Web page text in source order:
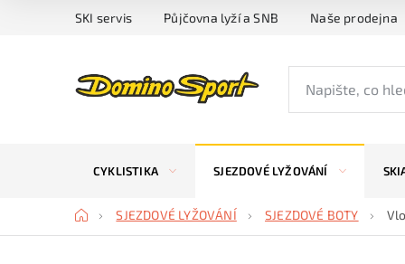
SKI servis Půjčovna lyží a SNB Naše prodejna
CYKLISTIKA SJEZDOVÉ LYŽOVÁNÍ
DomůSJEZDOVÉ LYŽOVÁNÍ SJEZDOVÉ BOTY